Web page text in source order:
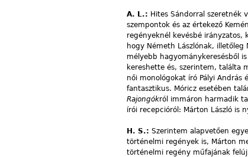
A. L.: Hites Sándorral szeretnék
szempontok és az értekező
regényeknél kevésbé
hogy Németh Lászlónak,
mélyebb hagyománykeresésből
kereshette és, szerintem, találta
női monológokat író Pályi András
fantasztikus. Móricz esetében
Rajongókról immáron harmadik
írói recepcióról: Márton László is
H. S.: Szerintem alapvetően
történelmi regények is, Márton
történelmi regény műfajának